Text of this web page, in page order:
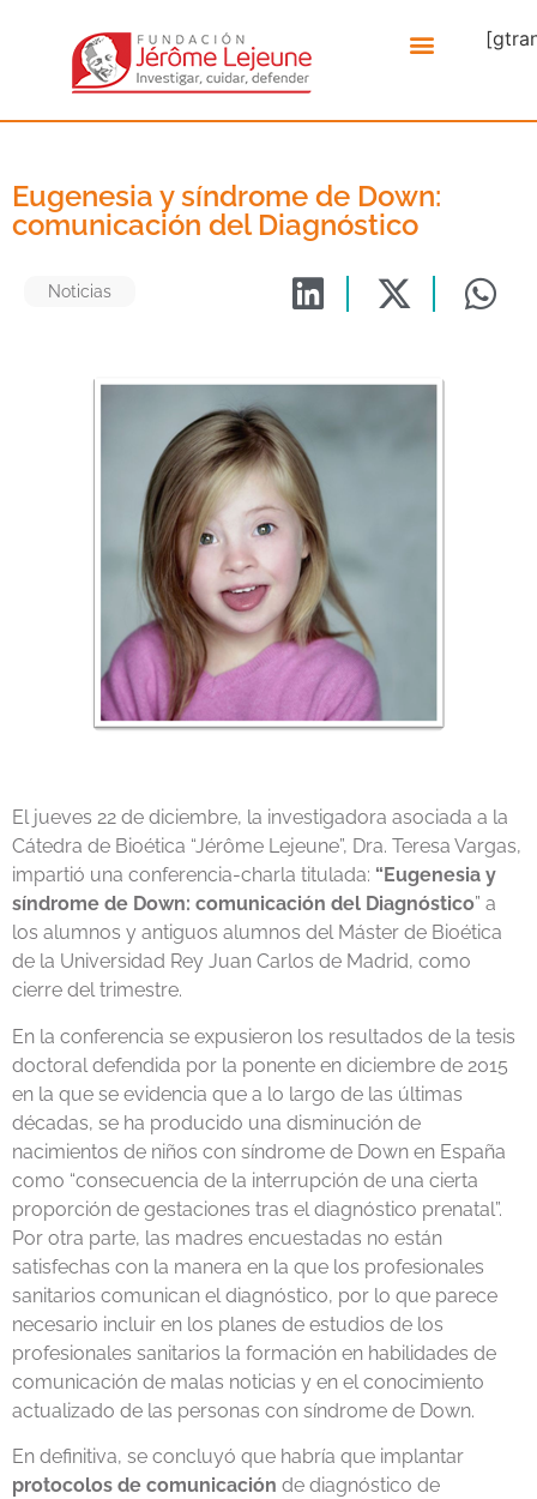
Eugenesia y síndrome de Down:
comunicación del Diagnóstico
Noticias
El jueves 22 de diciembre, la investigadora asociada a la
Cátedra de Bioética “Jérôme Lejeune”, Dra. Teresa Vargas,
impartió una conferencia-charla titulada: “Eugenesia y
síndrome de Down: comunicación del Diagnóstico” a
los alumnos y antiguos alumnos del Máster de Bioética
de la Universidad Rey Juan Carlos de Madrid, como
cierre del trimestre.
En la conferencia se expusieron los resultados de la tesis
doctoral defendida por la ponente en diciembre de 2015
en la que se evidencia que a lo largo de las últimas
décadas, se ha producido una disminución de
nacimientos de niños con síndrome de Down en España
como “consecuencia de la interrupción de una cierta
proporción de gestaciones tras el diagnóstico prenatal”.
Por otra parte, las madres encuestadas no están
satisfechas con la manera en la que los profesionales
sanitarios comunican el diagnóstico, por lo que parece
necesario incluir en los planes de estudios de los
profesionales sanitarios la formación en habilidades de
comunicación de malas noticias y en el conocimiento
actualizado de las personas con síndrome de Down.
En definitiva, se concluyó que habría que implantar
protocolos de comunicación de diagnóstico de